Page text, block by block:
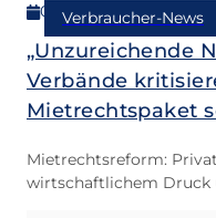
Verbraucher-News
07.05.2026
„Unzureichende
Verbände
Mietrechtspaket
Mietrechtsreform:
wirtschaftlichem Druck